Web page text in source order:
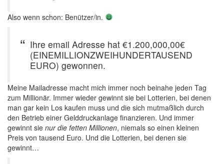
Also wenn schon: Benützer/in.
Ihre email Adresse hat €1.200,000,00€
(EINEMILLIONZWEIHUNDERTAUSEND
EURO) gewonnen.
Meine Mailadresse macht mich immer noch beinahe jeden Tag
zum Millionär. Immer wieder gewinnt sie bei Lotterien, bei denen
man gar kein Los kaufen muss und die sich mutmaßlich durch
den Betrieb einer Gelddruckanlage finanzieren. Und immer
gewinnt sie nur die fetten Millionen, niemals so einen kleinen
Preis von tausend Euro. Und die Lotterien, bei denen sie
gewinnt…